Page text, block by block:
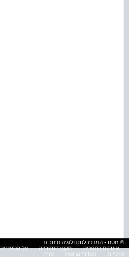
© מטח - המרכז לטכנולוגיה חינוכית
אינדקס הספרים
תקנון הספרייה על הספרייה
פרטיות
הסדרי נגישות עזרה